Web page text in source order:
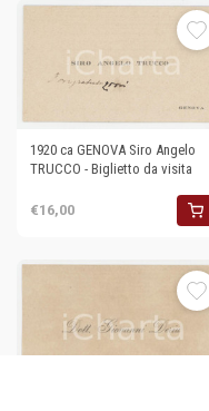
1920 ca GENOVA Siro Angelo
TRUCCO - Biglietto da visita
€16,00